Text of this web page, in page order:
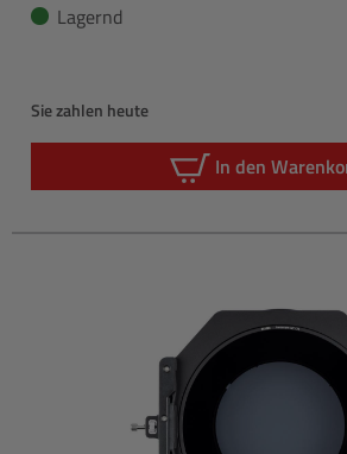
Lagernd
Sie zahlen heute
In den